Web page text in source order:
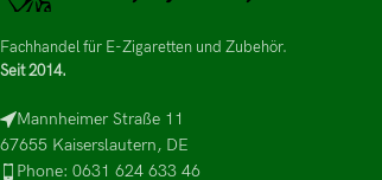
Fachhandel für E-Zigaretten und Zubehör.
Seit 2014.
Mannheimer Straße 11
67655 Kaiserslautern, DE
Phone: 0631 624 633 46